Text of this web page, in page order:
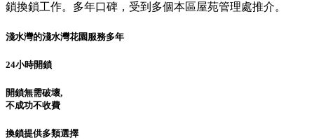
鎖換鎖工作。多年口碑，受到多個本區屋苑管理處推介。
淺水灣的淺水灣花園服務多年
24小時開鎖
開鎖無需破壞,
不成功不收費
換鎖提供多類選擇